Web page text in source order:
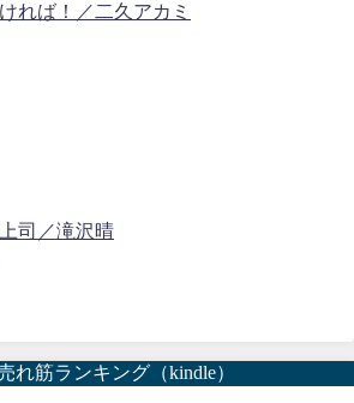
れば！／二久アカミ
司／滝沢晴
れ筋ランキング（kindle）